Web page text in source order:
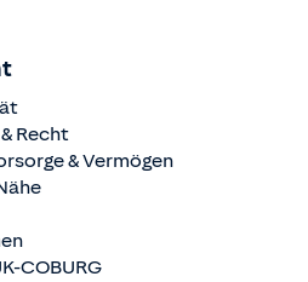
Recht
& Vermögen
COBURG